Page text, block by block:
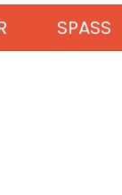
SPASS